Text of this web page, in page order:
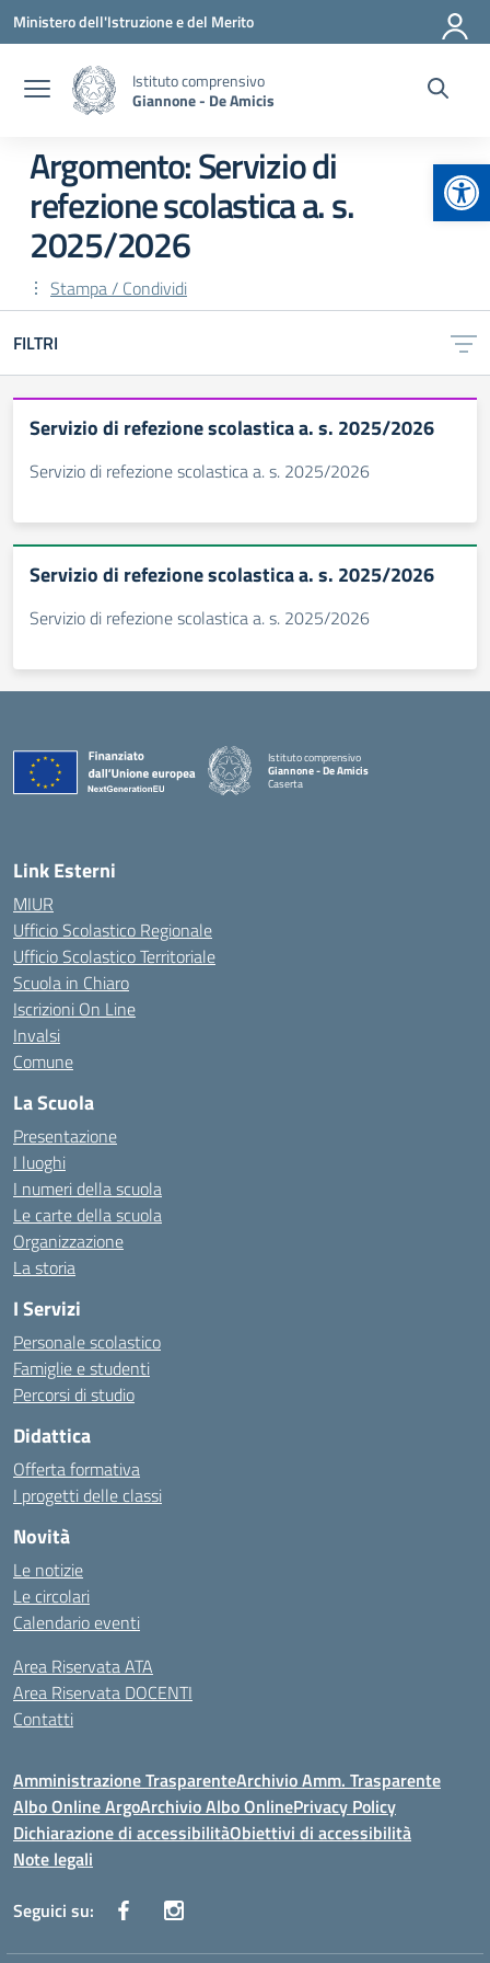
Vai ai contenuti
Vai al menu di navigazione
Vai al footer
Ministero dell'Istruzione e del Merito
Istituto comprensivo
Giannone - De Amicis
Argomento: Servizio di
refezione scolastica a. s.
2025/2026
Stampa / Condividi
FILTRI
Servizio di refezione scolastica a. s. 2025/2026
Servizio di refezione scolastica a. s. 2025/2026
Servizio di refezione scolastica a. s. 2025/2026
Servizio di refezione scolastica a. s. 2025/2026
Istituto comprensivo
Giannone - De Amicis
Caserta
Link Esterni
MIUR
Ufficio Scolastico Regionale
Ufficio Scolastico Territoriale
Scuola in Chiaro
Iscrizioni On Line
Invalsi
Comune
La Scuola
Presentazione
I luoghi
I numeri della scuola
Le carte della scuola
Organizzazione
La storia
I Servizi
Personale scolastico
Famiglie e studenti
Percorsi di studio
Didattica
Offerta formativa
I progetti delle classi
Novità
Le notizie
Le circolari
Calendario eventi
Area Riservata ATA
Area Riservata DOCENTI
Contatti
Amministrazione TrasparenteArchivio Amm. Trasparente
Albo Online ArgoArchivio Albo OnlinePrivacy Policy
Dichiarazione di accessibilitàObiettivi di accessibilità
Note legali
Seguici su: